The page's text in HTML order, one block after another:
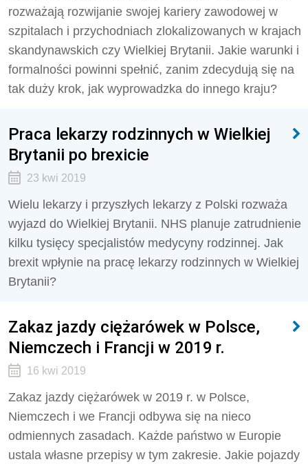
rozważają rozwijanie swojej kariery zawodowej w
szpitalach i przychodniach zlokalizowanych w krajach
skandynawskich czy Wielkiej Brytanii. Jakie warunki i
formalności powinni spełnić, zanim zdecydują się na
tak duży krok, jak wyprowadzka do innego kraju?
Praca lekarzy rodzinnych w Wielkiej
Brytanii po brexicie
23 kwi 2019
Wielu lekarzy i przyszłych lekarzy z Polski rozważa
wyjazd do Wielkiej Brytanii. NHS planuje zatrudnienie
kilku tysięcy specjalistów medycyny rodzinnej. Jak
brexit wpłynie na pracę lekarzy rodzinnych w Wielkiej
Brytanii?
Zakaz jazdy ciężarówek w Polsce,
Niemczech i Francji w 2019 r.
16 kwi 2019
Zakaz jazdy ciężarówek w 2019 r. w Polsce,
Niemczech i we Francji odbywa się na nieco
odmiennych zasadach. Każde państwo w Europie
ustala własne przepisy w tym zakresie. Jakie pojazdy